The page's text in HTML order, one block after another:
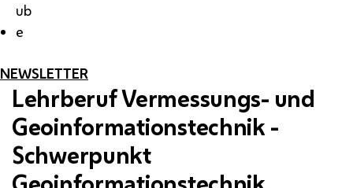
ub
e
NEWSLETTER
Lehrberuf Vermessungs- und
Geoinformationstechnik -
Schwerpunkt